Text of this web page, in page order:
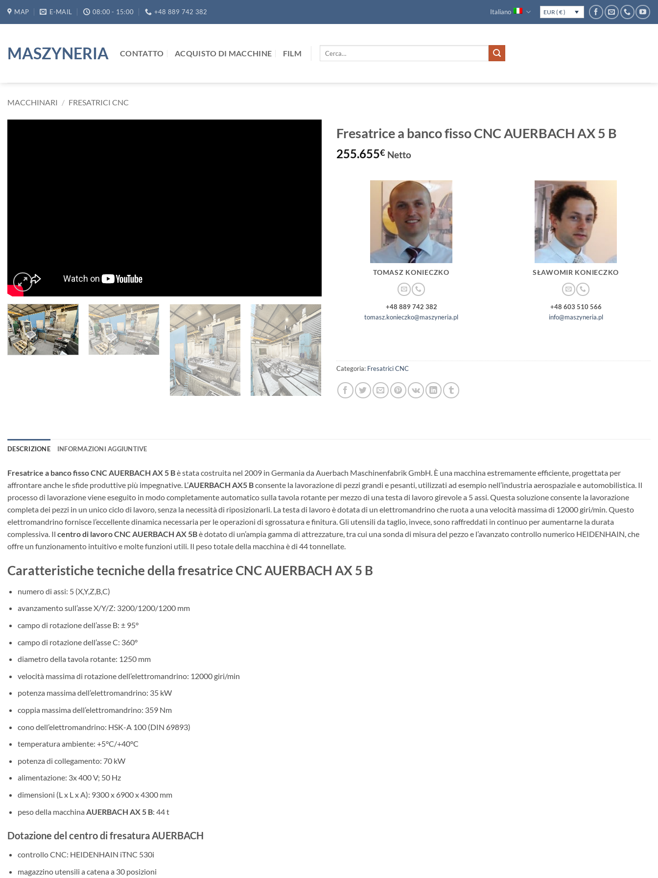
MAP E-MAIL 08:00 - 15:00 +48 889 742 382 Italiano EUR ( € )
MASZYNERIA CONTATTO ACQUISTO DI MACCHINE FILM Cerca:
MACCHINARI / FRESATRICI CNC
Fresatrice a banco fisso CNC AUERBACH AX 5 B
255.655€ Netto
TOMASZ KONIECZKO
+48 889 742 382
tomasz.konieczko@maszyneria.pl
SŁAWOMIR KONIECZKO
+48 603 510 566
info@maszyneria.pl
Categoria: Fresatrici CNC
DESCRIZIONE INFORMAZIONI AGGIUNTIVE
Fresatrice a banco fisso CNC AUERBACH AX 5 Bè stata costruita nel 2009 in Germania da Auerbach Maschinenfabrik GmbH. È una macchina estremamente efficiente, progettata per
affrontare anche le sfide produttive più impegnative. L’AUERBACH AX5 Bconsente la lavorazione di pezzi grandi e pesanti, utilizzati ad esempio nell’industria aerospaziale e automobilistica. Il
processo di lavorazione viene eseguito in modo completamente automatico sulla tavola rotante per mezzo di una testa di lavoro girevole a 5 assi. Questa soluzione consente la lavorazione
completa dei pezzi in un unico ciclo di lavoro, senza la necessità di riposizionarli. La testa di lavoro è dotata di un elettromandrino che ruota a una velocità massima di 12000 giri/min. Questo
elettromandrino fornisce l’eccellente dinamica necessaria per le operazioni di sgrossatura e finitura. Gli utensili da taglio, invece, sono raffreddati in continuo per aumentarne la durata
complessiva. Il centro di lavoro CNC AUERBACH AX 5Bè dotato di un’ampia gamma di attrezzature, tra cui una sonda di misura del pezzo e l’avanzato controllo numerico HEIDENHAIN, che
offre un funzionamento intuitivo e molte funzioni utili. Il peso totale della macchina è di 44 tonnellate.
Caratteristiche tecniche della fresatrice CNC AUERBACH AX 5 B
numero di assi: 5 (X,Y,Z,B,C)
avanzamento sull’asse X/Y/Z: 3200/1200/1200 mm
campo di rotazione dell’asse B: ± 95°
campo di rotazione dell’asse C: 360°
diametro della tavola rotante: 1250 mm
velocità massima di rotazione dell’elettromandrino: 12000 giri/min
potenza massima dell’elettromandrino: 35 kW
coppia massima dell’elettromandrino: 359 Nm
cono dell’elettromandrino: HSK-A 100 (DIN 69893)
temperatura ambiente: +5°C/+40°C
potenza di collegamento: 70 kW
alimentazione: 3x 400 V; 50 Hz
dimensioni (L x L x A): 9300 x 6900 x 4300 mm
peso della macchina AUERBACH AX 5 B: 44 t
Dotazione del centro di fresatura AUERBACH
controllo CNC: HEIDENHAIN iTNC 530i
magazzino utensili a catena a 30 posizioni